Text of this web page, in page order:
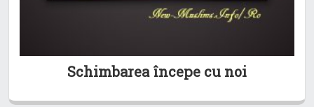
Schimbarea începe cu noi